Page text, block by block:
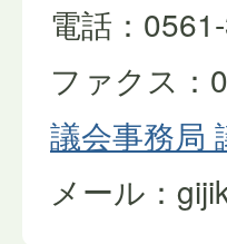
電話：
ファクス：
議会事務局
メール：